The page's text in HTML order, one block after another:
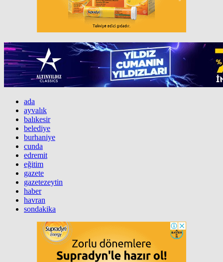
ada
ayvalık
balıkesir
belediye
burhaniye
cunda
edremit
eğitim
gazete
gazetezeytin
haber
havran
sondakika